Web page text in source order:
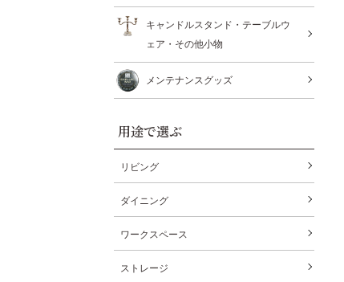
キャンドルスタンド・テーブルウ
ェア・その他小物
メンテナンスグッズ
用途で選ぶ
リビング
ダイニング
ワークスペース
ストレージ